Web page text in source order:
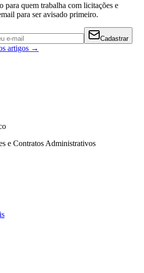
para quem trabalha com licitações e
para ser avisado primeiro.
Cadastrar
artigos →
e Contratos Administrativos